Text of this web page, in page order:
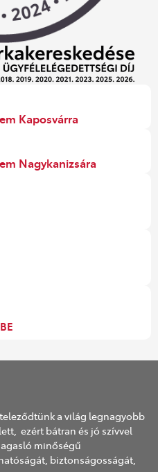
Kaposvárra
Nagykanizsára
a világ legnagyobb
ezért bátran és jó szívvel
minőségű
biztonságosságát,